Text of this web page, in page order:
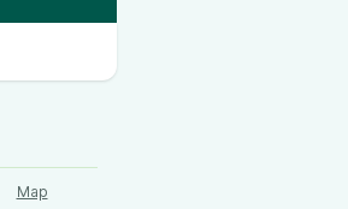
Map